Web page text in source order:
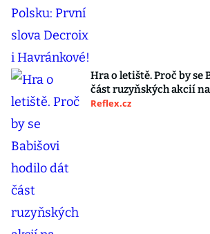
Hra o letiště. Proč by se
část ruzyňských akcií
Reflex.cz